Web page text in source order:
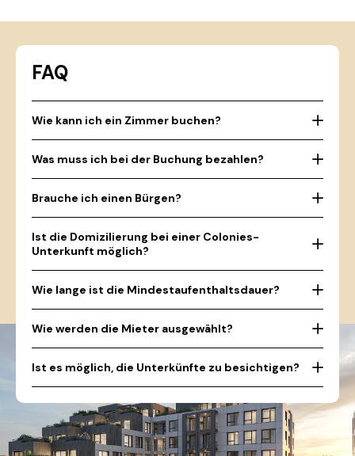
FAQ
Wie kann ich ein Zimmer buchen?
Was muss ich bei der Buchung bezahlen?
Brauche ich einen Bürgen?
Ist die Domizilierung bei einer Colonies-
Unterkunft möglich?
Wie lange ist die Mindestaufenthaltsdauer?
Wie werden die Mieter ausgewählt?
Ist es möglich, die Unterkünfte zu besichtigen?